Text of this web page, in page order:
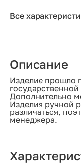
Все
Описание
Изделие прошло
Дополнительно
Изделия ручной
различаться,
менеджера.